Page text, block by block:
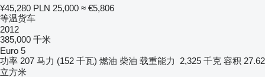
¥45,280 PLN 25,000 ≈ €5,806
等温货车
2012
385,000 千米
Euro 5
功率 207 马力 (152 千瓦) 燃油 柴油 载重能力 2,325 千克 容积 27.62
立方米